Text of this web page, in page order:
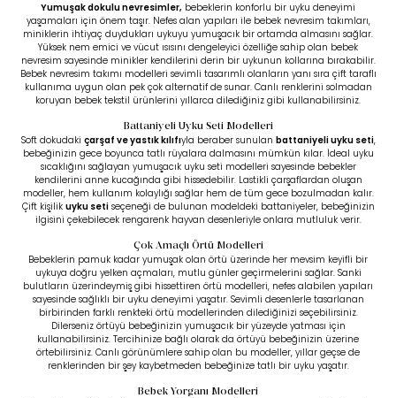
Yumuşak dokulu nevresimler, bebeklerin konforlu bir uyku deneyimi
yaşamaları için önem taşır. Nefes alan yapıları ile bebek nevresim takımları,
miniklerin ihtiyaç duydukları uykuyu yumuşacık bir ortamda almasını sağlar.
Yüksek nem emici ve vücut ısısını dengeleyici özelliğe sahip olan bebek
nevresim sayesinde minikler kendilerini derin bir uykunun kollarına bırakabilir.
Bebek nevresim takımı modelleri sevimli tasarımlı olanların yanı sıra çift taraflı
kullanıma uygun olan pek çok alternatif de sunar. Canlı renklerini solmadan
koruyan bebek tekstil ürünlerini yıllarca dilediğiniz gibi kullanabilirsiniz.
Battaniyeli Uyku Seti Modelleri
Soft dokudaki çarşaf ve yastık kılıfıyla beraber sunulan battaniyeli uyku seti,
bebeğinizin gece boyunca tatlı rüyalara dalmasını mümkün kılar. İdeal uyku
sıcaklığını sağlayan yumuşacık uyku seti modelleri sayesinde bebekler
kendilerini anne kucağında gibi hissedebilir. Lastikli çarşaflardan oluşan
modeller, hem kullanım kolaylığı sağlar hem de tüm gece bozulmadan kalır.
Çift kişilik uyku setiseçeneği de bulunan modeldeki battaniyeler, bebeğinizin
ilgisini çekebilecek rengarenk hayvan desenleriyle onlara mutluluk verir.
Çok Amaçlı Örtü Modelleri
Bebeklerin pamuk kadar yumuşak olan örtü üzerinde her mevsim keyifli bir
uykuya doğru yelken açmaları, mutlu günler geçirmelerini sağlar. Sanki
bulutların üzerindeymiş gibi hissettiren örtü modelleri, nefes alabilen yapıları
sayesinde sağlıklı bir uyku deneyimi yaşatır. Sevimli desenlerle tasarlanan
birbirinden farklı renkteki örtü modellerinden dilediğinizi seçebilirsiniz.
Dilerseniz örtüyü bebeğinizin yumuşacık bir yüzeyde yatması için
kullanabilirsiniz. Tercihinize bağlı olarak da örtüyü bebeğinizin üzerine
örtebilirsiniz. Canlı görünümlere sahip olan bu modeller, yıllar geçse de
renklerinden bir şey kaybetmeden bebeğinize tatlı bir uyku yaşatır.
Bebek Yorganı Modelleri